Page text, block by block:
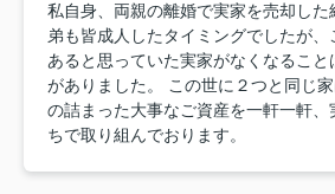
私自身、両親の離婚で実家を売却し
弟も皆成人したタイミングでしたが
あると思っていた実家がなくなるこ
がありました。 この世に２つと同じ
の詰まった大事なご資産を一軒一軒
ちで取り組んでおります。